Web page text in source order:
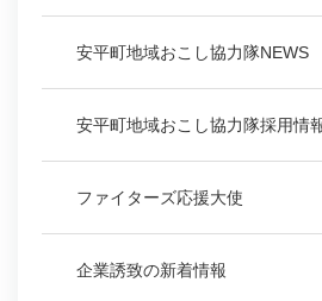
安平町地域おこし協力隊NEWS
安平町地域おこし協力隊採用情
ファイターズ応援大使
企業誘致の新着情報